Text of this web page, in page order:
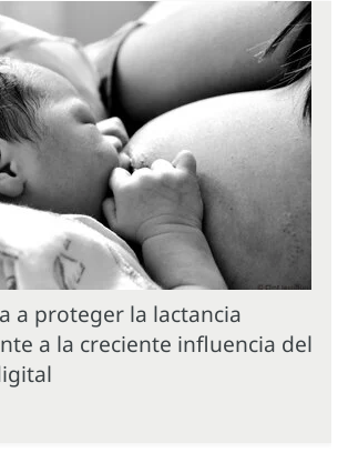
a proteger la lactancia
a la creciente influencia del